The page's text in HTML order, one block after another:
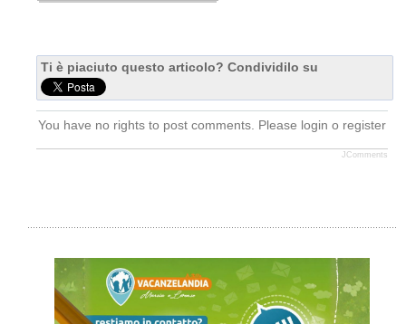
Ti è piaciuto questo articolo? Condividilo su
You have no rights to post comments. Please login o register
JComments